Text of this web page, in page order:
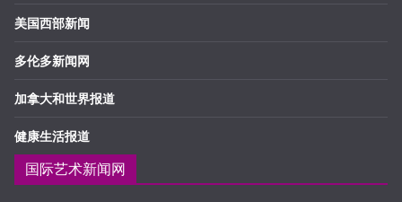
美国西部新闻
多伦多新闻网
加拿大和世界报道
健康生活报道
国际艺术新闻网